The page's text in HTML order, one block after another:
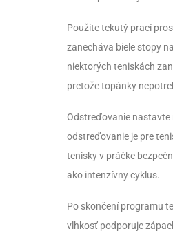
Použite tekutý prací
zanecháva biele stopy
niektorých teniskách
pretože topánky
Odstreďovanie nastavte
odstreďovanie je pre
tenisky v práčke
ako intenzívny cyklus.
Po skončení programu
vlhkosť podporuje